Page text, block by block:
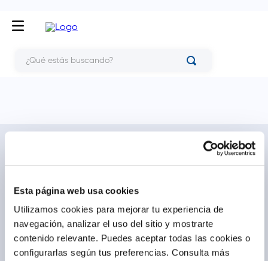
Esta página web usa cookies
Utilizamos cookies para mejorar tu experiencia de
navegación, analizar el uso del sitio y mostrarte
contenido relevante. Puedes aceptar todas las cookies o
configurarlas según tus preferencias. Consulta más
Conócenos
Trabaja con nosotros
Ventas corporativas
Contáctanos
Cómo comprar
Locales
Delivery
LEGAL
CALL CENTER